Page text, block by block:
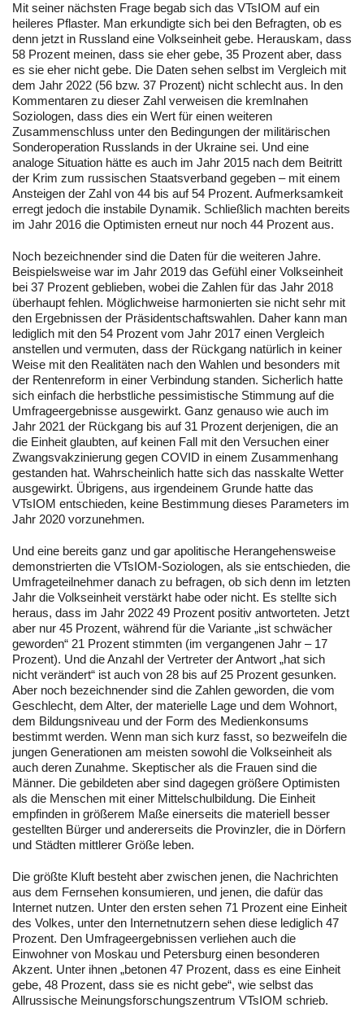
Mit seiner nächsten Frage begab sich das VTsIOM auf ein
heileres Pflaster. Man erkundigte sich bei den Befragten, ob es
denn jetzt in Russland eine Volkseinheit gebe. Herauskam, dass
58 Prozent meinen, dass sie eher gebe, 35 Prozent aber, dass
es sie eher nicht gebe. Die Daten sehen selbst im Vergleich mit
dem Jahr 2022 (56 bzw. 37 Prozent) nicht schlecht aus. In den
Kommentaren zu dieser Zahl verweisen die kremlnahen
Soziologen, dass dies ein Wert für einen weiteren
Zusammenschluss unter den Bedingungen der militärischen
Sonderoperation Russlands in der Ukraine sei. Und eine
analoge Situation hätte es auch im Jahr 2015 nach dem Beitritt
der Krim zum russischen Staatsverband gegeben – mit einem
Ansteigen der Zahl von 44 bis auf 54 Prozent. Aufmerksamkeit
erregt jedoch die instabile Dynamik. Schließlich machten bereits
im Jahr 2016 die Optimisten erneut nur noch 44 Prozent aus.
Noch bezeichnender sind die Daten für die weiteren Jahre.
Beispielsweise war im Jahr 2019 das Gefühl einer Volkseinheit
bei 37 Prozent geblieben, wobei die Zahlen für das Jahr 2018
überhaupt fehlen. Möglichweise harmonierten sie nicht sehr mit
den Ergebnissen der Präsidentschaftswahlen. Daher kann man
lediglich mit den 54 Prozent vom Jahr 2017 einen Vergleich
anstellen und vermuten, dass der Rückgang natürlich in keiner
Weise mit den Realitäten nach den Wahlen und besonders mit
der Rentenreform in einer Verbindung standen. Sicherlich hatte
sich einfach die herbstliche pessimistische Stimmung auf die
Umfrageergebnisse ausgewirkt. Ganz genauso wie auch im
Jahr 2021 der Rückgang bis auf 31 Prozent derjenigen, die an
die Einheit glaubten, auf keinen Fall mit den Versuchen einer
Zwangsvakzinierung gegen COVID in einem Zusammenhang
gestanden hat. Wahrscheinlich hatte sich das nasskalte Wetter
ausgewirkt. Übrigens, aus irgendeinem Grunde hatte das
VTsIOM entschieden, keine Bestimmung dieses Parameters im
Jahr 2020 vorzunehmen.
Und eine bereits ganz und gar apolitische Herangehensweise
demonstrierten die VTsIOM-Soziologen, als sie entschieden, die
Umfrageteilnehmer danach zu befragen, ob sich denn im letzten
Jahr die Volkseinheit verstärkt habe oder nicht. Es stellte sich
heraus, dass im Jahr 2022 49 Prozent positiv antworteten. Jetzt
aber nur 45 Prozent, während für die Variante „ist schwächer
geworden“ 21 Prozent stimmten (im vergangenen Jahr – 17
Prozent). Und die Anzahl der Vertreter der Antwort „hat sich
nicht verändert“ ist auch von 28 bis auf 25 Prozent gesunken.
Aber noch bezeichnender sind die Zahlen geworden, die vom
Geschlecht, dem Alter, der materielle Lage und dem Wohnort,
dem Bildungsniveau und der Form des Medienkonsums
bestimmt werden. Wenn man sich kurz fasst, so bezweifeln die
jungen Generationen am meisten sowohl die Volkseinheit als
auch deren Zunahme. Skeptischer als die Frauen sind die
Männer. Die gebildeten aber sind dagegen größere Optimisten
als die Menschen mit einer Mittelschulbildung. Die Einheit
empfinden in größerem Maße einerseits die materiell besser
gestellten Bürger und andererseits die Provinzler, die in Dörfern
und Städten mittlerer Größe leben.
Die größte Kluft besteht aber zwischen jenen, die Nachrichten
aus dem Fernsehen konsumieren, und jenen, die dafür das
Internet nutzen. Unter den ersten sehen 71 Prozent eine Einheit
des Volkes, unter den Internetnutzern sehen diese lediglich 47
Prozent. Den Umfrageergebnissen verliehen auch die
Einwohner von Moskau und Petersburg einen besonderen
Akzent. Unter ihnen „betonen 47 Prozent, dass es eine Einheit
gebe, 48 Prozent, dass sie es nicht gebe“, wie selbst das
Allrussische Meinungsforschungszentrum VTsIOM schrieb.